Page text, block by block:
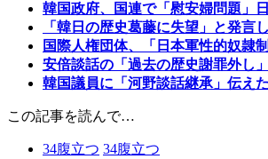
韓国政府、国連で「慰安婦問題」
「韓日の歴史葛藤に失望」と発言
国際人権団体、「日本軍性的奴隷
安倍談話の「過去の歴史謝罪外し
韓国議員に「河野談話継承」伝え
この記事を読んで…
34腹立つ 34腹立つ